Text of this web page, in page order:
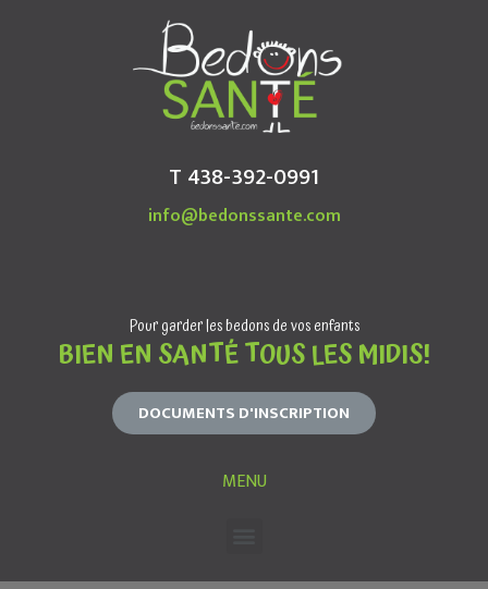
T 438-392-0991
info@bedonssante.com
Pour garder les bedons de vos enfants
BIEN EN SANTÉ TOUS LES MIDIS!
DOCUMENTS D'INSCRIPTION
MENU